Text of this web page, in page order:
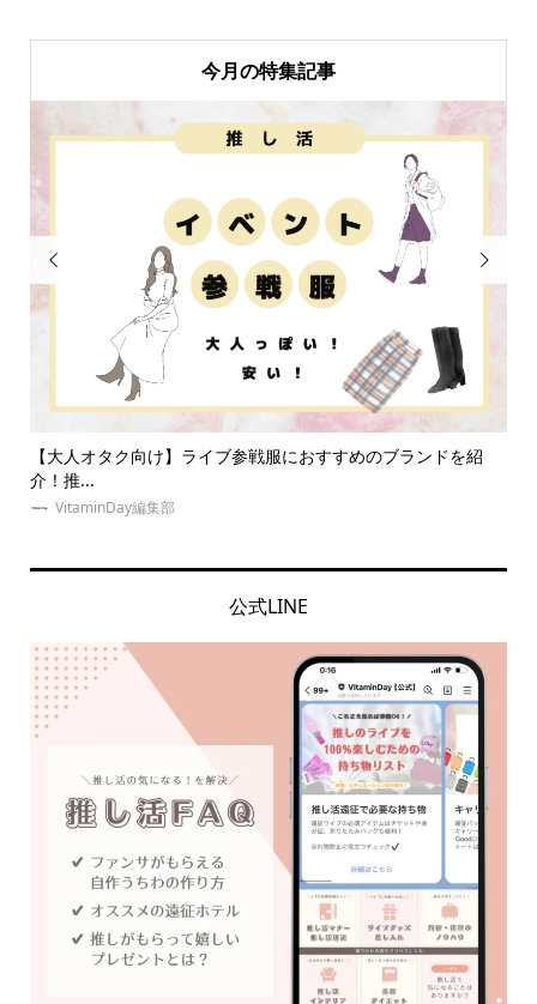
今月の特集記事

推しとの相性診断にオススメな占いを無料から本格派までご紹
介！...
VitaminDay編集部

公式LINE